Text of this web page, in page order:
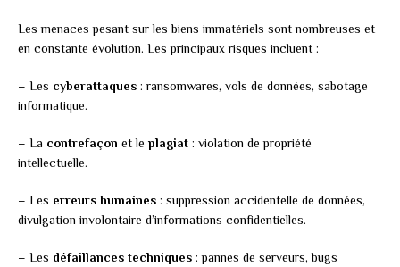
Les menaces pesant sur les biens immatériels sont nombreuses et
en constante évolution. Les principaux risques incluent :
– Les cyberattaques : ransomwares, vols de données, sabotage
informatique.
– La contrefaçon et le plagiat : violation de propriété
intellectuelle.
– Les erreurs humaines : suppression accidentelle de données,
divulgation involontaire d’informations confidentielles.
– Les défaillances techniques : pannes de serveurs, bugs